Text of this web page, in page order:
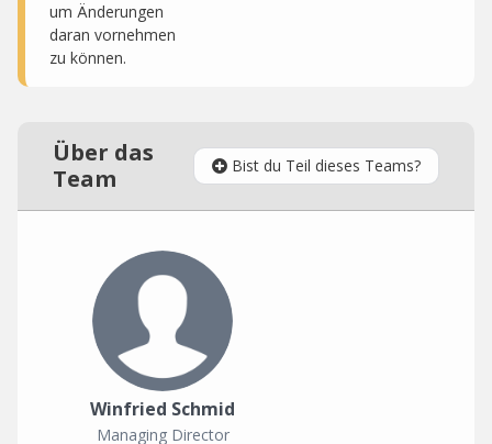
um Änderungen
daran vornehmen
zu können.
Über das
Team
Bist du Teil dieses Teams?
Winfried Schmid
Managing Director